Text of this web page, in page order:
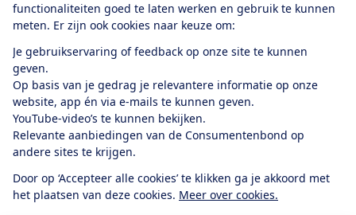
functionaliteiten goed te laten werken en gebruik te kunnen
meten. Er zijn ook cookies naar keuze om:
Je gebruikservaring of feedback op onze site te kunnen
geven.
Op basis van je gedrag je relevantere informatie op onze
website, app én via e-mails te kunnen geven.
YouTube-video’s te kunnen bekijken.
Relevante aanbiedingen van de Consumentenbond op
andere sites te krijgen.
Door op ‘Accepteer alle cookies’ te klikken ga je akkoord met
het plaatsen van deze cookies. Meer over cookies.
Alles over de
app
Algemene Voorwaarden
Privacyverklaring
Cookiebeleid
Privacyvoorkeuren
Toegankelijkheid
RSS-feed nieuws
Facebook
TwitterInstagram
YoutubeLinkedIn
12.901consumentenbeoordelen de Consumentenbondmet gemiddeld